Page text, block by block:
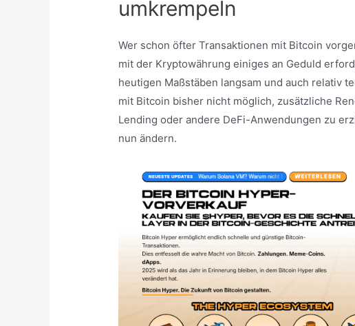
umkrempeln
Wer schon öfter Transaktionen mit Bitcoin
mit der Kryptowährung einiges an Geduld
heutigen Maßstäben langsam und auch relativ
mit Bitcoin bisher nicht möglich, zusätzliche
Lending oder andere DeFi-Anwendungen zu
nun ändern.